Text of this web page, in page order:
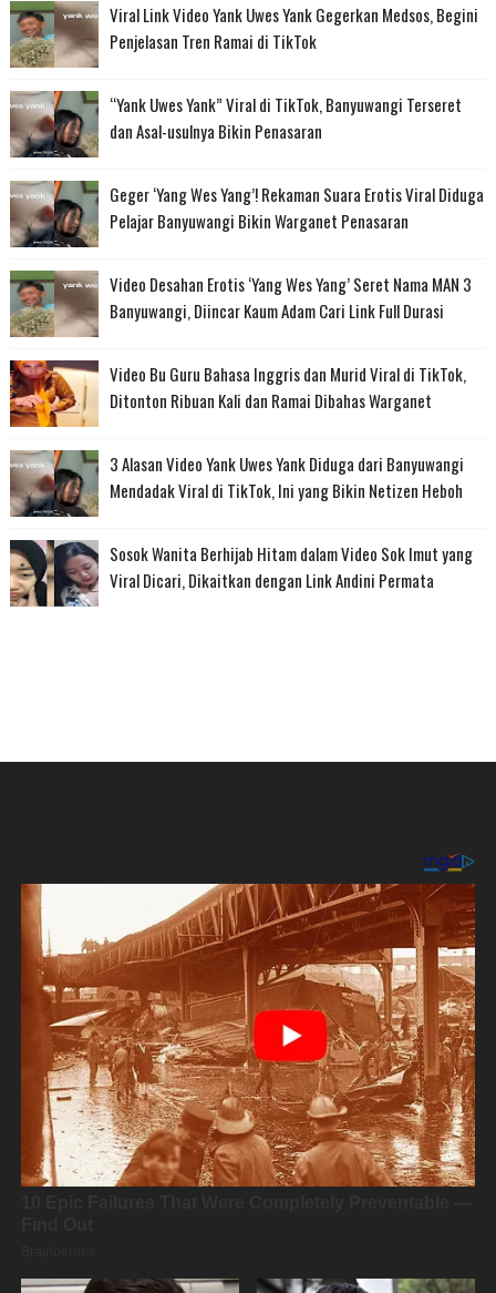
Viral Link Video Yank Uwes Yank Gegerkan Medsos, Begini
Penjelasan Tren Ramai di TikTok
“Yank Uwes Yank” Viral di TikTok, Banyuwangi Terseret
dan Asal-usulnya Bikin Penasaran
Geger ‘Yang Wes Yang’! Rekaman Suara Erotis Viral Diduga
Pelajar Banyuwangi Bikin Warganet Penasaran
Video Desahan Erotis ‘Yang Wes Yang’ Seret Nama MAN 3
Banyuwangi, Diincar Kaum Adam Cari Link Full Durasi
Video Bu Guru Bahasa Inggris dan Murid Viral di TikTok,
Ditonton Ribuan Kali dan Ramai Dibahas Warganet
3 Alasan Video Yank Uwes Yank Diduga dari Banyuwangi
Mendadak Viral di TikTok, Ini yang Bikin Netizen Heboh
Sosok Wanita Berhijab Hitam dalam Video Sok Imut yang
Viral Dicari, Dikaitkan dengan Link Andini Permata